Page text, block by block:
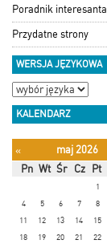
Poradnik interesanta
Przydatne strony
WERSJA JĘZYKOWA
KALENDARZ
« maj 2026
Pn Wt Śr Cz Pt
1
4
5 6 7 8
11
12 13 14 15
18
19 20 21 22